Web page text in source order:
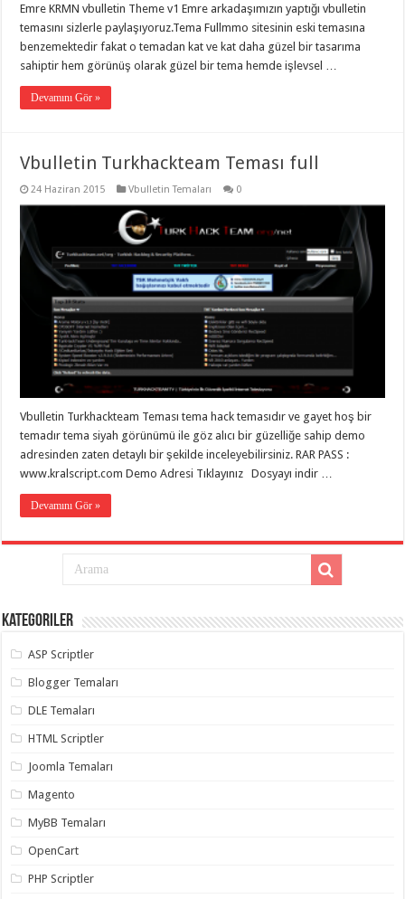
gaziantep
organizasyon,
organizasyon,
gaziantep
twitter
takipçi
hilesi,
instagram
takipçi
Emre KRMN vbulletin Theme v1 Emre arkadaşımızın yaptığı vbulletin
temasını sizlerle paylaşıyoruz.Tema Fullmmo sitesinin eski temasına
benzemektedir fakat o temadan kat ve kat daha güzel bir tasarıma
sahiptir hem görünüş olarak güzel bir tema hemde işlevsel …
Devamını Gör »
Vbulletin Turkhackteam Teması full
24 Haziran 2015 Vbulletin Temaları 0
Vbulletin Turkhackteam Teması tema hack temasıdır ve gayet hoş bir
temadır tema siyah görünümü ile göz alıcı bir güzelliğe sahip demo
adresinden zaten detaylı bir şekilde inceleyebilirsiniz. RAR PASS :
www.kralscript.com Demo Adresi Tıklayınız Dosyayı indir …
Devamını Gör »
Kategoriler
ASP Scriptler
Blogger Temaları
DLE Temaları
HTML Scriptler
Joomla Temaları
Magento
MyBB Temaları
OpenCart
PHP Scriptler